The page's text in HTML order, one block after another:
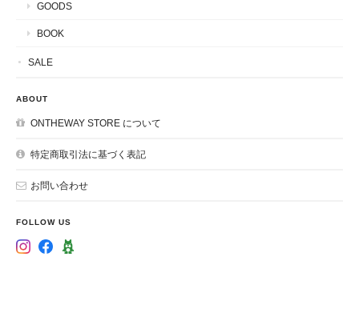
GOODS
BOOK
SALE
ABOUT
ONTHEWAY STORE について
特定商取引法に基づく表記
お問い合わせ
FOLLOW US